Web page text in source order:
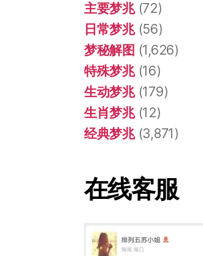
主要梦兆(72)
日常梦兆(56)
梦秘解图 (1,626)
特殊梦兆(16)
生动梦兆(179)
生肖梦兆(12)
经典梦兆(3,871)
在线客服